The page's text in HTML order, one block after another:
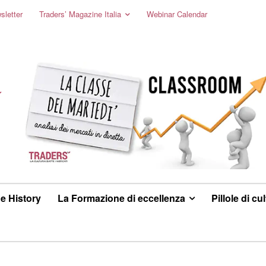
Traders’ Magazine Italia Webinar Calendar
History La Formazione di eccellenza Pillole di